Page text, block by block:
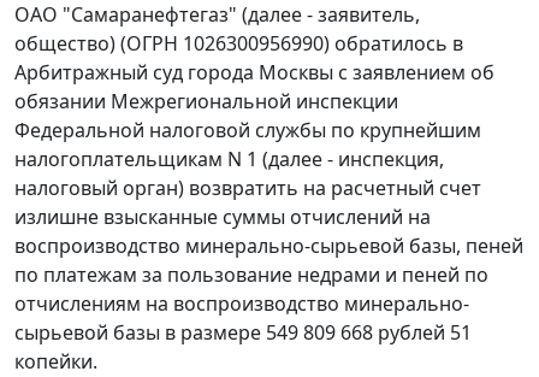
ОАО "Самаранефтегаз" (далее - заявитель,
общество) (ОГРН 1026300956990) обратилось в
Арбитражный суд города Москвы с заявлением об
обязании Межрегиональной инспекции
Федеральной налоговой службы по крупнейшим
налогоплательщикам N 1 (далее - инспекция,
налоговый орган) возвратить на расчетный счет
излишне взысканные суммы отчислений на
воспроизводство минерально-сырьевой базы, пеней
по платежам за пользование недрами и пеней по
отчислениям на воспроизводство минерально-
сырьевой базы в размере 549 809 668 рублей 51
копейки.